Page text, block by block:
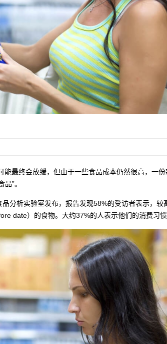
能最终会放缓，但由于一些食品成本仍然很高，一
”。
分析实验室发布，报告发现58%的受访者表示，较
date）的食物。大约37%的人表示他们的消费习惯